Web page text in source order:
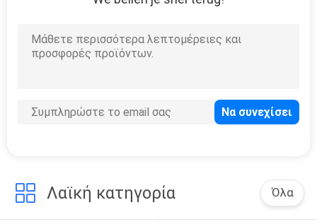
Ετικέτες εγγράφου
Λαϊκή κατηγορία Όλα